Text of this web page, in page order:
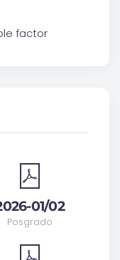
factor
01/02
Posgrado